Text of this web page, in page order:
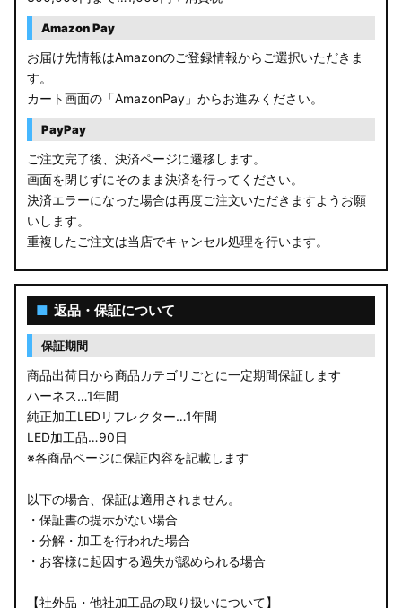
Amazon Pay
お届け先情報はAmazonのご登録情報からご選択いただきま
す。
カート画面の「AmazonPay」からお進みください。
PayPay
ご注文完了後、決済ページに遷移します。
画面を閉じずにそのまま決済を行ってください。
決済エラーになった場合は再度ご注文いただきますようお願
いします。
重複したご注文は当店でキャンセル処理を行います。
■ 返品・保証について
保証期間
商品出荷日から商品カテゴリごとに一定期間保証します
ハーネス…1年間
純正加工LEDリフレクター…1年間
LED加工品…90日
※各商品ページに保証内容を記載します
以下の場合、保証は適用されません。
・保証書の提示がない場合
・分解・加工を行われた場合
・お客様に起因する過失が認められる場合
【社外品・他社加工品の取り扱いについて】